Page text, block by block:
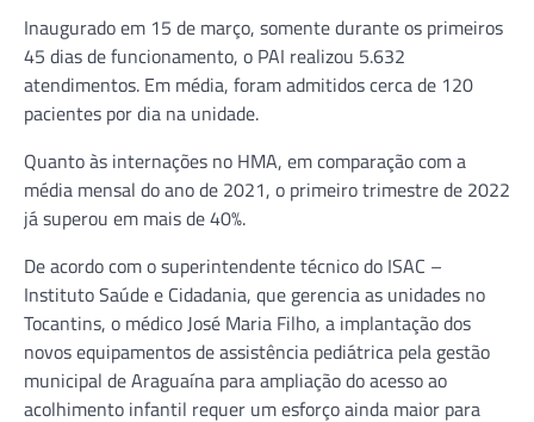
Inaugurado em 15 de março, somente durante os primeiros
45 dias de funcionamento, o PAI realizou 5.632
atendimentos. Em média, foram admitidos cerca de 120
pacientes por dia na unidade.
Quanto às internações no HMA, em comparação com a
média mensal do ano de 2021, o primeiro trimestre de 2022
já superou em mais de 40%.
De acordo com o superintendente técnico do ISAC –
Instituto Saúde e Cidadania, que gerencia as unidades no
Tocantins, o médico José Maria Filho, a implantação dos
novos equipamentos de assistência pediátrica pela gestão
municipal de Araguaína para ampliação do acesso ao
acolhimento infantil requer um esforço ainda maior para